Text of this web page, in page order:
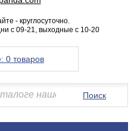
- круглосуточно.
с 09-21, выходные с 10-20
0 товаров
Поиск